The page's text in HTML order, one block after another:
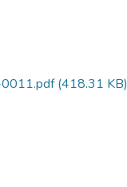
(418.31 KB)